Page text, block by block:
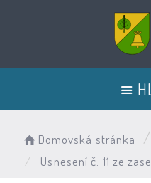
Domovská stránka
Usnesení č. 11 ze